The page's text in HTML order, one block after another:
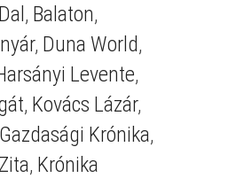
, Balaton,
, Duna World,
Levente,
, Kovács Lázár,
Krónika,
, Krónika